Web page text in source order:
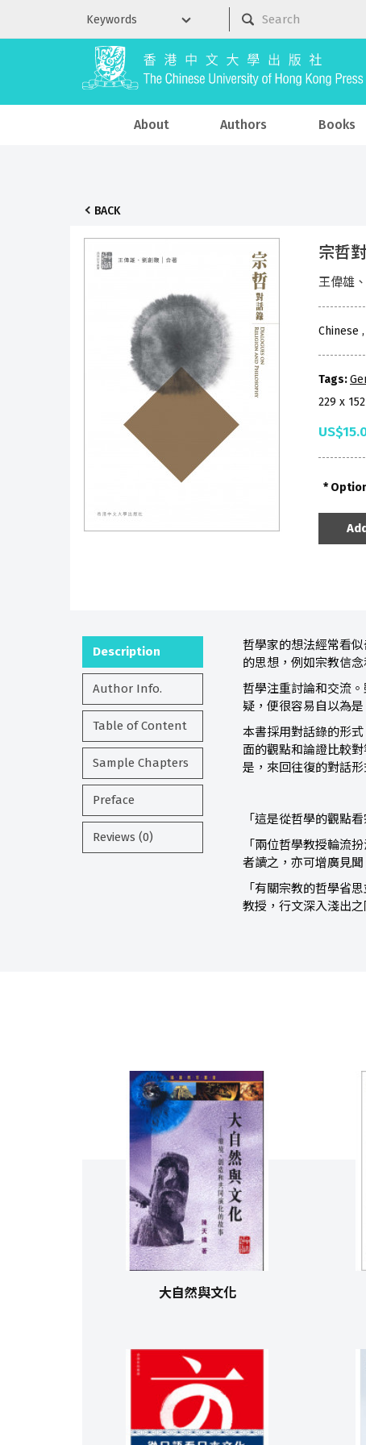
About Authors Books
BACK
宗哲
王偉雄
Chinese
Tags:
229 x
Description
Author Info.
Table of Content
Sample Chapters
Preface
Reviews (0)
哲學家的想法經常看
的思想，例如宗教信
哲學注重討論和交流
疑，便很容易自以為
本書採用對話錄的形
面的觀點和論證比較
是，來回往復的對話
「這是從哲學的觀點
「兩位哲學教授輪流
者讀之，亦可增廣見
「有關宗教的哲學省
教授，行文深入淺出
大自然與文化